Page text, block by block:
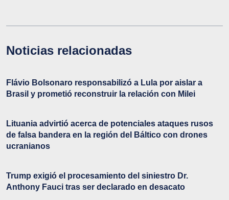
Noticias relacionadas
Flávio Bolsonaro responsabilizó a Lula por aislar a
Brasil y prometió reconstruir la relación con Milei
Lituania advirtió acerca de potenciales ataques rusos
de falsa bandera en la región del Báltico con drones
ucranianos
Trump exigió el procesamiento del siniestro Dr.
Anthony Fauci tras ser declarado en desacato